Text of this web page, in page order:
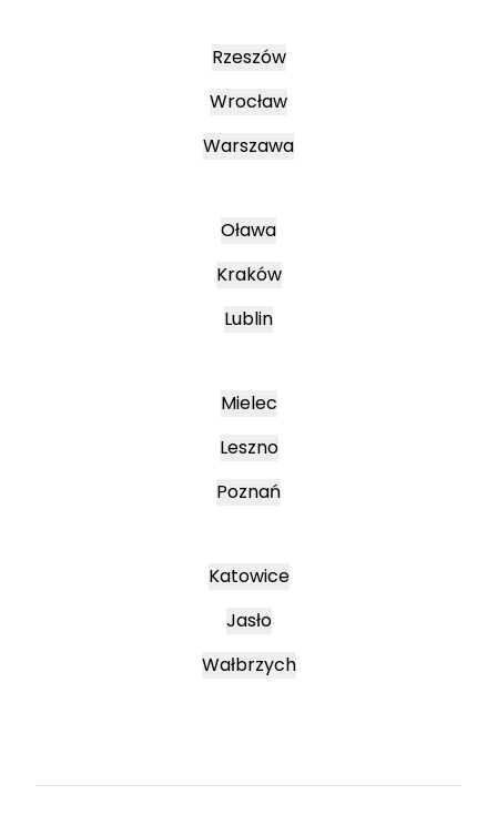
Rzeszów
Wrocław
Warszawa
Oława
Kraków
Lublin
Mielec
Leszno
Poznań
Katowice
Jasło
Wałbrzych